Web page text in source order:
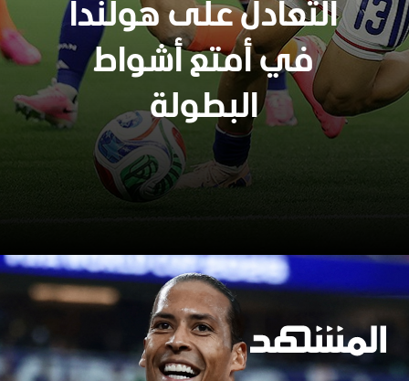
التعادل على هولندا
في أمتع أشواط
البطولة